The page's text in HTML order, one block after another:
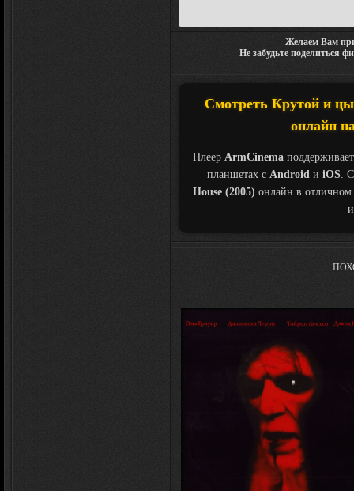
Желаем Вам
Не забудьте поделиться
Смотреть Крутой и
онлайн
Плеер ArmCinema
планшетах с Androidи iOS.
House (2005) онлайн в отличном